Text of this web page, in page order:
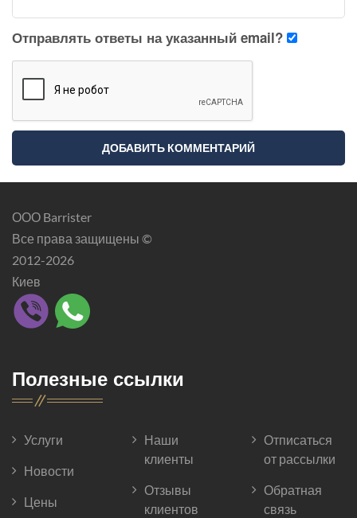
Отправлять ответы на указанный email?
ООО Barrister
Все права защищены ©
2012-2026
Киев
Полезные ссылки
Услуги
Новости
Цены
Наши
клиенты
Отзывы
клиентов
Отписаться
от рассылки
Обратная
связь